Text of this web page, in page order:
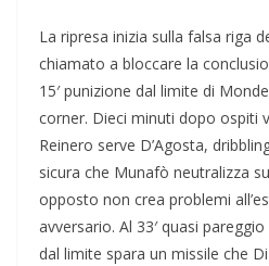
La ripresa inizia sulla falsa riga
chiamato a bloccare la
15′ punizione dal limite di
corner. Dieci minuti dopo ospiti
Reinero serve D’Agosta,
sicura che Munafò neutralizza
opposto non crea problemi
avversario. Al 33′ quasi
dal limite spara un missile che